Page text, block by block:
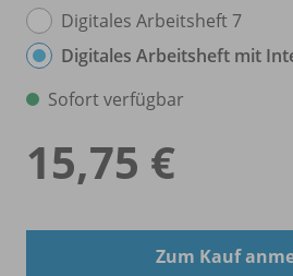
Digitales Arbeitsheft 7
Digitales Arbeitsheft mit
Sofort verfügbar
15,75 €
Zum Kauf